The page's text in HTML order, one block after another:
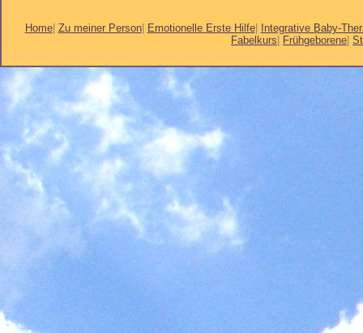
Home| Zu meiner Person| Emotionelle Erste Hilfe|
Integrative Baby-
Fabelkurs
Frühgeborene